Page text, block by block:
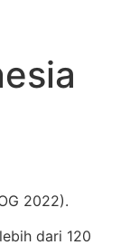
2022).
lebih dari 120